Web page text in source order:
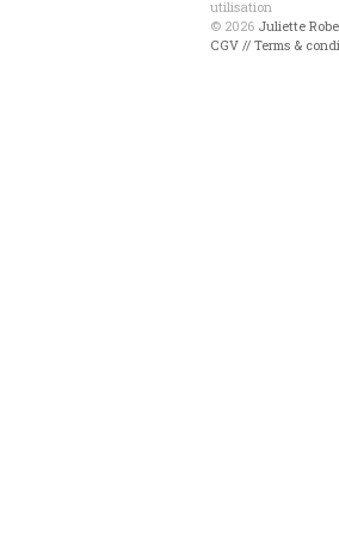
utilisation
© 2026 Juliette
CGV // Terms &